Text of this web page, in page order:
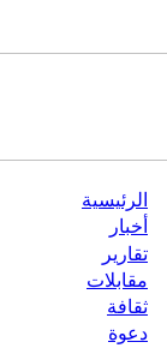
الرئيسية
أخبار
تقارير
مقابلات
ثقافة
دعوة